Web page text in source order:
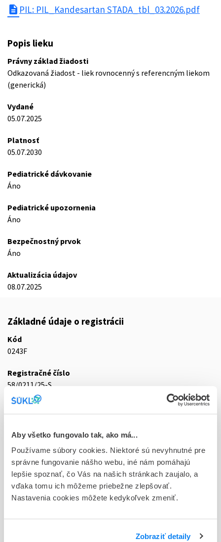
Aby všetko fungovalo tak, ako má...
Používame súbory cookies. Niektoré sú nevyhnutné pre
správne fungovanie nášho webu, iné nám pomáhajú
lepšie spoznať, čo Vás na našich stránkach zaujalo, a
vďaka tomu ich môžeme priebežne zlepšovať.
Nastavenia cookies môžete kedykoľvek zmeniť.
Zobraziť detaily
description PIL: PIL_Kandesartan STADA_tbl_03.2026.pdf
Popis lieku
Právny základ žiadosti
Odkazovaná žiadost - liek rovnocenný s referencným liekom
(generická)
Vydané
05.07.2025
Platnosť
05.07.2030
Pediatrické dávkovanie
Áno
Pediatrické upozornenia
Áno
Bezpečnostný prvok
Áno
Aktualizácia údajov
08.07.2025
Základné údaje o registrácii
Kód
0243F
Registračné číslo
58/0211/25-S
Doplnok
Stav
R - Aktuálna registrácia
Typ registračnej procedúry
Decentralizovaná
STADA Arzneimittel AG, Nemecko